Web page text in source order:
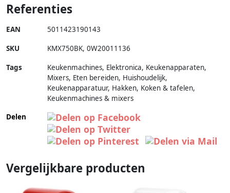
Referenties
EAN 5011423190143
SKU KMX750BK, 0W20011136
Tags
Keukenmachines, Elektronica, Keukenapparaten,
Mixers, Eten bereiden, Huishoudelijk,
Keukenapparatuur, Hakken, Koken & tafelen,
Keukenmachines & mixers
Delen
Vergelijkbare producten